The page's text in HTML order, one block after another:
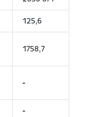
125,6
1758,7
-
-